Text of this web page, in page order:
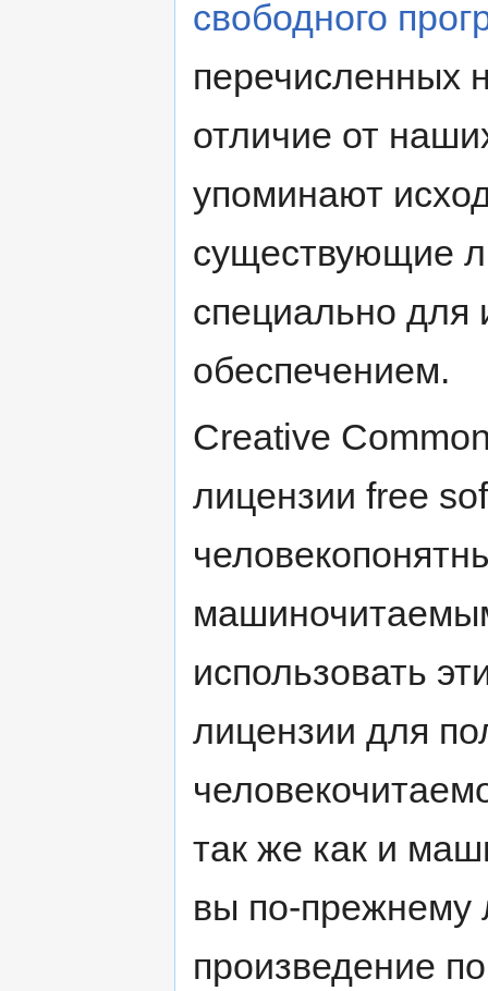
свободного
перечисленных
отличие от
упоминают
существующие
специально для
обеспечением.
Creative
лицензии free
использовать
лицензии для
так же как и
вы по-прежнему
произведение